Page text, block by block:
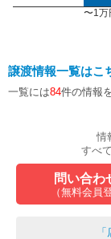
〜1万
譲渡情報一覧はこ
一覧には84件の情報
情
すべ
問い合わ
（無料会員